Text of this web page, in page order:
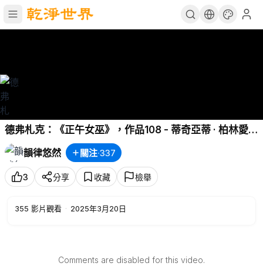
德弗札克：《正午女巫》，作品108 - 蒂奇亞蒂 · 柏林愛
樂/Dvořák: The Noon Witch, op. 108 - Ticciati ·
Berliner韻律悠然 關注·337
3 分享 收藏 檢舉
355 影片觀看 · 2025年3月20日
Comments are disabled for this video.